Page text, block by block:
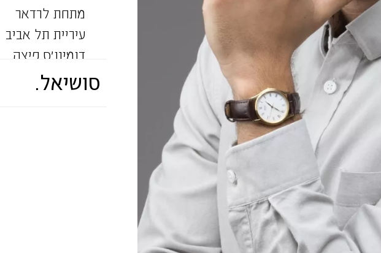
מתחת לרדאר
עיריית תל אביב
דומינו׳ס פיצה
2024 – Genesis 2023
סושיאל.